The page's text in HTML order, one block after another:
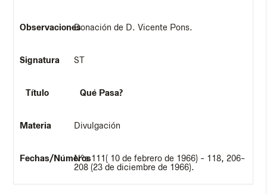
Donación de D. Vicente Pons.
ST
Qué Pasa?
Divulgación
Nºs 111( 10 de febrero de 1966) - 118, 206-
208 (23 de diciembre de 1966).